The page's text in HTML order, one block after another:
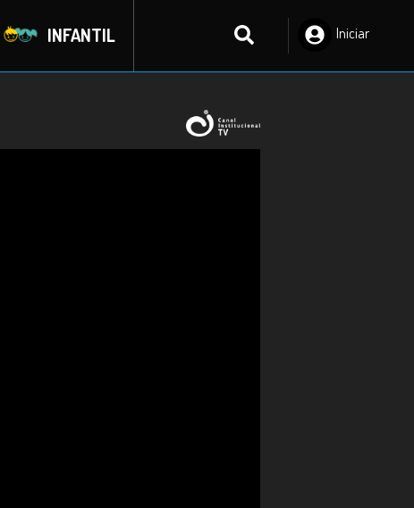
INFANTIL
Iniciar